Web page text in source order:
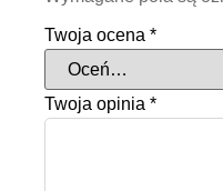
Twoja ocena *
Twoja opinia *